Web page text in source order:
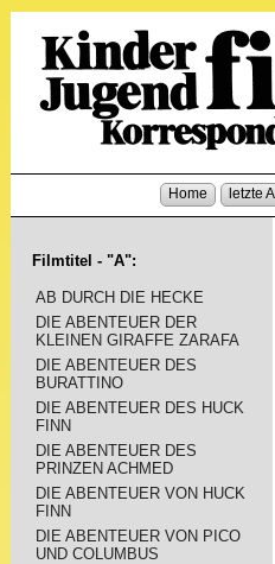
Home letzte
Filmtitel - "A":
AB DURCH DIE HECKE
DIE ABENTEUER DER
KLEINEN GIRAFFE ZARAFA
DIE ABENTEUER DES
BURATTINO
DIE ABENTEUER DES HUCK
FINN
DIE ABENTEUER DES
PRINZEN ACHMED
DIE ABENTEUER VON HUCK
FINN
DIE ABENTEUER VON PICO
UND COLUMBUS